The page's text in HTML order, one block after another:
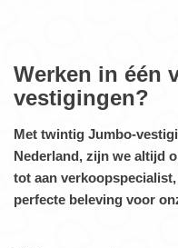
Werken in één
vestigingen?
Met twintig Jumbo-
Nederland, zijn we altijd
tot aan
perfecte beleving voor